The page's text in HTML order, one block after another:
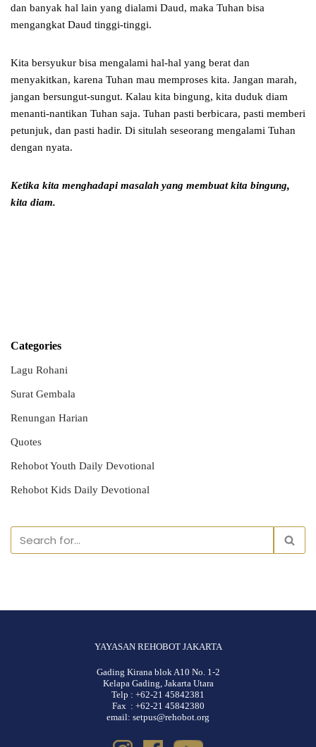
dan banyak hal lain yang dialami Daud, maka Tuhan bisa
mengangkat Daud tinggi-tinggi.
Kita bersyukur bisa mengalami hal-hal yang berat dan
menyakitkan, karena Tuhan mau memproses kita. Jangan marah,
jangan bersungut-sungut. Kalau kita bingung, kita duduk diam
menanti-nantikan Tuhan saja. Tuhan pasti berbicara, pasti memberi
petunjuk, dan pasti hadir. Di situlah seseorang mengalami Tuhan
dengan nyata.
Ketika kita menghadapi masalah yang membuat kita bingung,
kita diam.
Categories
Lagu Rohani
Surat Gembala
Renungan Harian
Quotes
Rehobot Youth Daily Devotional
Rehobot Kids Daily Devotional
YAYASAN REHOBOT JAKARTA
Gading Kirana blok A10 No. 1-2
Kelapa Gading, Jakarta Utara
Telp : +62-21 45842381
Fax : +62-21 45842380
email: setpus@rehobot.org